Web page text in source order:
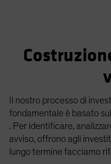
Il nostro processo di
fondamentale è basato
. Per identificare,
avviso, offrono agli
lungo termine facciamo